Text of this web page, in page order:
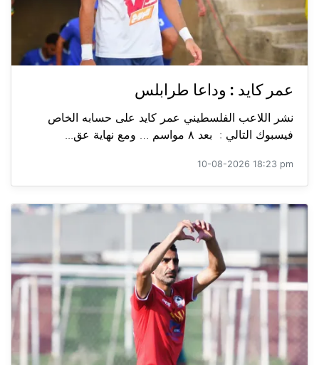
عمر كايد : وداعا طرابلس
نشر اللاعب الفلسطيني عمر كايد على حسابه الخاص
فيسبوك التالي : بعد ٨ مواسم … ومع نهاية عق...
10-08-2026 18:23 pm